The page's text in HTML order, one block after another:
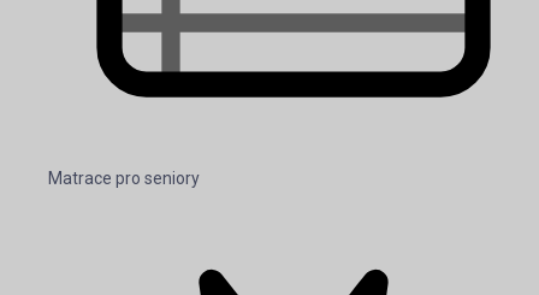
Matrace pro seniory